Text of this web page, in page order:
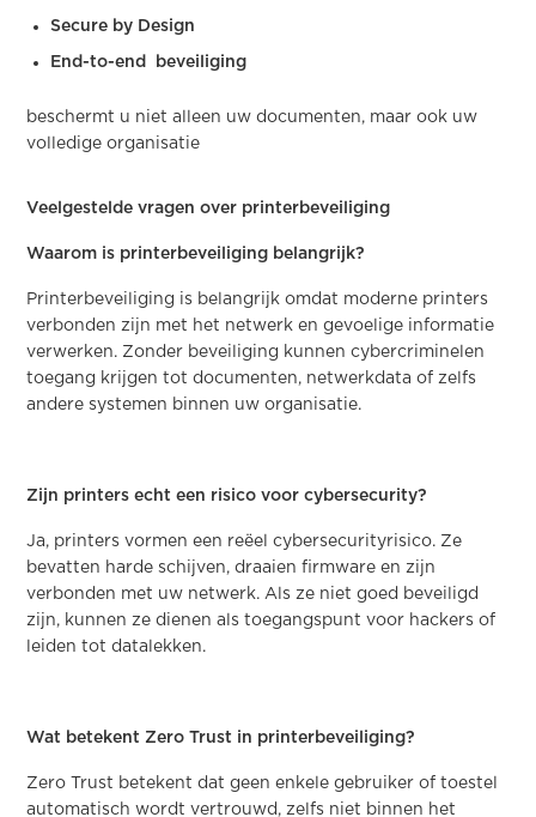
Secure by Design
End-to-end beveiliging
beschermt u niet alleen uw documenten, maar ook uw
volledige organisatie
Veelgestelde vragen over printerbeveiliging
Waarom is printerbeveiliging belangrijk?
Printerbeveiliging is belangrijk omdat moderne printers
verbonden zijn met het netwerk en gevoelige informatie
verwerken. Zonder beveiliging kunnen cybercriminelen
toegang krijgen tot documenten, netwerkdata of zelfs
andere systemen binnen uw organisatie.
Zijn printers echt een risico voor cybersecurity?
Ja, printers vormen een reëel cybersecurityrisico. Ze
bevatten harde schijven, draaien firmware en zijn
verbonden met uw netwerk. Als ze niet goed beveiligd
zijn, kunnen ze dienen als toegangspunt voor hackers of
leiden tot datalekken.
Wat betekent Zero Trust in printerbeveiliging?
Zero Trust betekent dat geen enkele gebruiker of toestel
automatisch wordt vertrouwd, zelfs niet binnen het